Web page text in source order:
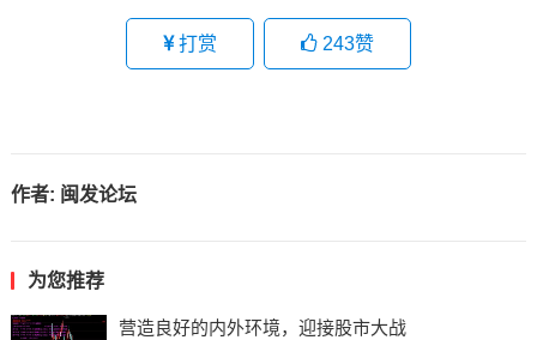
打赏 243赞
作者: 闽发论坛
为您推荐
营造良好的内外环境，迎接股市大战